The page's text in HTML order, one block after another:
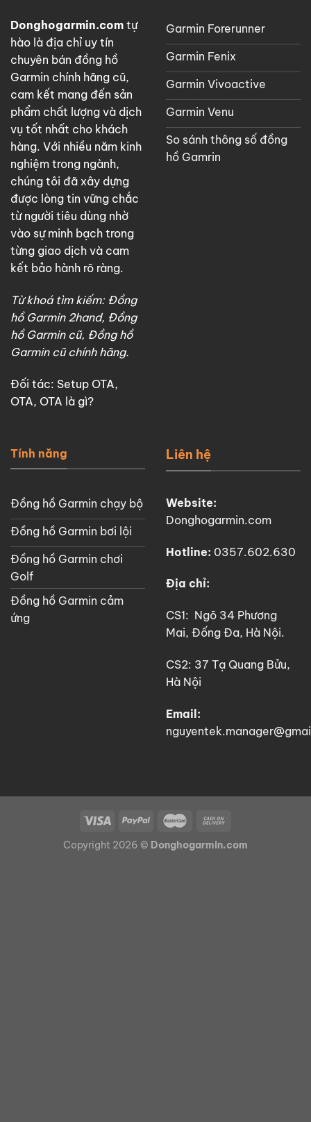
Donghogarmin.com tự
hào là địa chỉ uy tín
chuyên bán đồng hồ
Garmin chính hãng cũ,
cam kết mang đến sản
phẩm chất lượng và dịch
vụ tốt nhất cho khách
hàng. Với nhiều năm kinh
nghiệm trong ngành,
chúng tôi đã xây dựng
được lòng tin vững chắc
từ người tiêu dùng nhờ
vào sự minh bạch trong
từng giao dịch và cam
kết bảo hành rõ ràng.
Từ khoá tìm kiếm: Đồng
hồ Garmin 2hand, Đồng
hồ Garmin cũ, Đồng hồ
Garmin cũ chính hãng.
Đối tác: Setup OTA,
OTA, OTA là gì?
Garmin Forerunner
Garmin Fenix
Garmin Vivoactive
Garmin Venu
So sánh thông số đồng
hồ Gamrin
Tính năng
Đồng hồ Garmin chạy bộ
Đồng hồ Garmin bơi lội
Đồng hồ Garmin chơi
Golf
Đồng hồ Garmin cảm
ứng
Liên hệ
Website:
Donghogarmin.com
Hotline: 0357.602.630
Địa chỉ:
CS1: Ngõ 34 Phương
Mai, Đống Đa, Hà Nội.
CS2: 37 Tạ Quang Bửu,
Hà Nội
Email:
Copyright 2026 © Donghogarmin.com